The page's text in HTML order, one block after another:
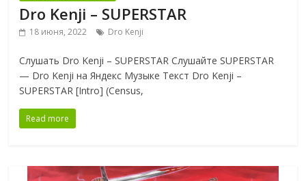
Dro Kenji – SUPERSTAR
18 июня, 2022 Dro Kenji
Слушать Dro Kenji – SUPERSTAR Слушайте SUPERSTAR
— Dro Kenji на Яндекс Музыке Текст Dro Kenji –
SUPERSTAR [Intro] (Census,
Read more